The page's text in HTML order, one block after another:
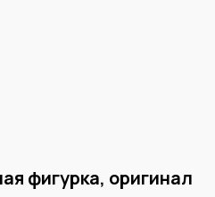
фигурка, оригинал